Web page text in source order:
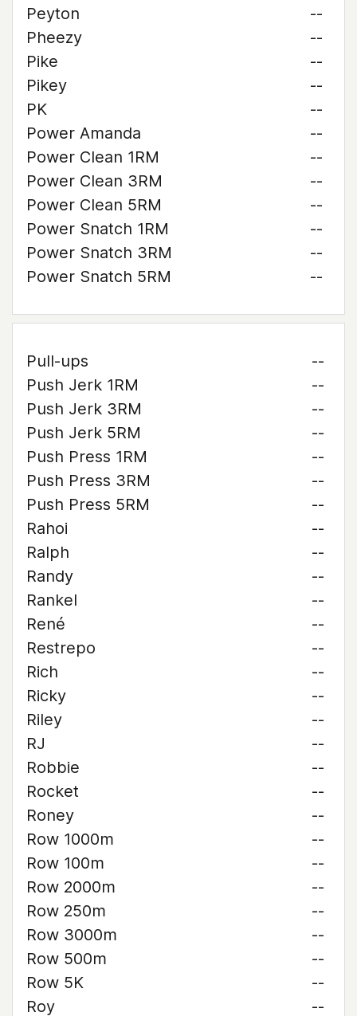
Peyton
--
Pheezy
--
Pike
--
Pikey
--
PK
--
Power Amanda
--
Power Clean 1RM
--
Power Clean 3RM
--
Power Clean 5RM
--
Power Snatch 1RM
--
Power Snatch 3RM
--
Power Snatch 5RM
--
Pull-ups
--
Push Jerk 1RM
--
Push Jerk 3RM
--
Push Jerk 5RM
--
Push Press 1RM
--
Push Press 3RM
--
Push Press 5RM
--
Rahoi
--
Ralph
--
Randy
--
Rankel
--
René
--
Restrepo
--
Rich
--
Ricky
--
Riley
--
RJ
--
Robbie
--
Rocket
--
Roney
--
Row 1000m
--
Row 100m
--
Row 2000m
--
Row 250m
--
Row 3000m
--
Row 500m
--
Row 5K
--
Roy
--